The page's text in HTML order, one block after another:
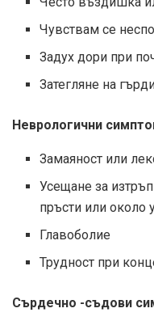
Чувствам се
Задух дори при
Затегляне на
Неврологични
Замаяност или
Усещане за
пръсти или около
Главоболие
Трудност при
Сърдечно -съдови